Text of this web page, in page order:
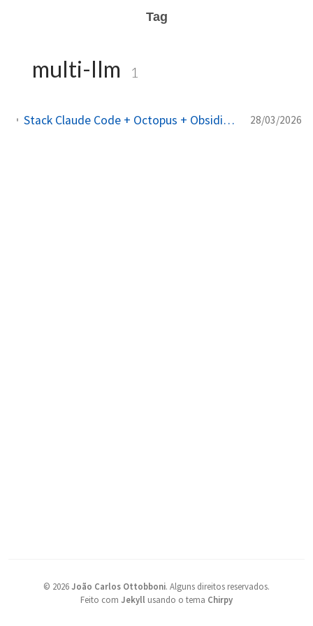
Tag
multi-llm 1
Stack Claude Code + Octopus + Obsidian + Qdrant: o cerebro externo definitivo para dev 28/03/2026
© 2026João Carlos Ottobboni. Alguns direitos reservados.
Feito com Jekyll usando o tema Chirpy